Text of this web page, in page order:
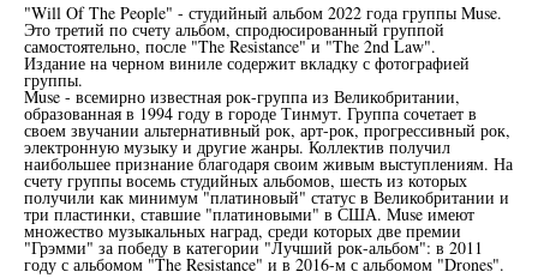
"Will Of The People" - студийный альбом 2022 года группы Muse.
Это третий по счету альбом, спродюсированный группой
самостоятельно, после "The Resistance" и "The 2nd Law".
Издание на черном виниле содержит вкладку с фотографией
группы.
Muse - всемирно известная рок-группа из Великобритании,
образованная в 1994 году в городе Тинмут. Группа сочетает в
своем звучании альтернативный рок, арт-рок, прогрессивный рок,
электронную музыку и другие жанры. Коллектив получил
наибольшее признание благодаря своим живым выступлениям. На
счету группы восемь студийных альбомов, шесть из которых
получили как минимум "платиновый" статус в Великобритании и
три пластинки, ставшие "платиновыми" в США. Muse имеют
множество музыкальных наград, среди которых две премии
"Грэмми" за победу в категории "Лучший рок-альбом": в 2011
году с альбомом "The Resistance" и в 2016-м с альбомом "Drones".